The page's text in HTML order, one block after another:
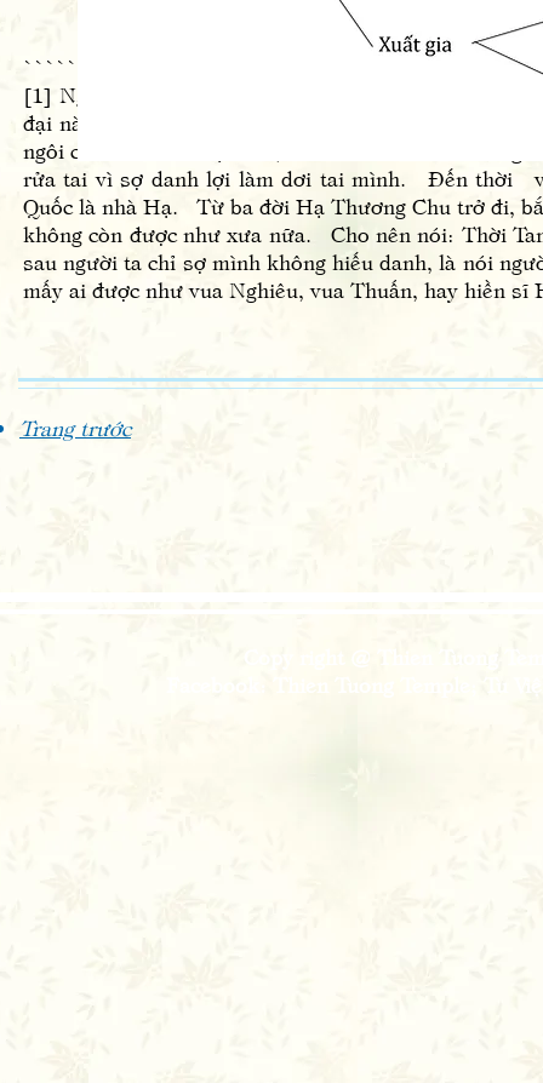
[1] Nguyên văn: Tam đại tức ba triều đại Hạ,
đại này là chế độ nhường ngôi cho người hiền đức,
ngôi cho vua Vũ. Lại nữa, Hứa Do vào thời vua
rửa tai vì sợ danh lợi làm dơi tai mình. Đến thời
Quốc là nhà Hạ. Từ ba đời Hạ Thương Chu trở đi,
không còn được như xưa nữa. Cho nên nói: Thời
sau người ta chỉ sợ mình không hiếu danh, là nói
mấy ai được như vua Nghiêu, vua Thuấn, hay hiền
Trang trước